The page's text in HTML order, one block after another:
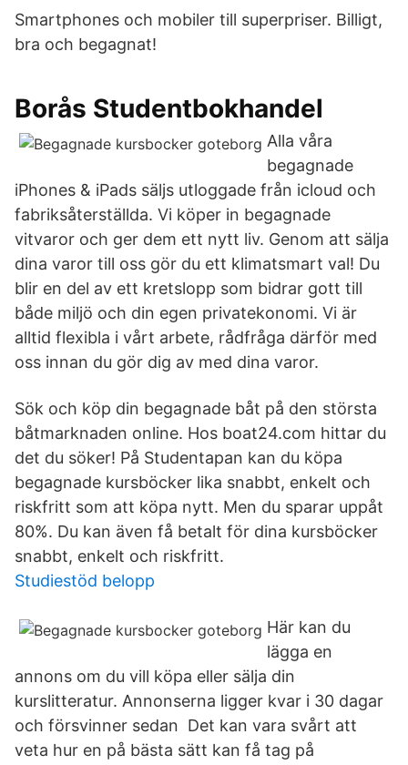
Smartphones och mobiler till superpriser. Billigt,
bra och begagnat!
Borås Studentbokhandel
Alla våra
begagnade
iPhones & iPads säljs utloggade från icloud och
fabriksåterställda. Vi köper in begagnade
vitvaror och ger dem ett nytt liv. Genom att sälja
dina varor till oss gör du ett klimatsmart val! Du
blir en del av ett kretslopp som bidrar gott till
både miljö och din egen privatekonomi. Vi är
alltid flexibla i vårt arbete, rådfråga därför med
oss innan du gör dig av med dina varor.
Sök och köp din begagnade båt på den största
båtmarknaden online. Hos boat24.com hittar du
det du söker! På Studentapan kan du köpa
begagnade kursböcker lika snabbt, enkelt och
riskfritt som att köpa nytt. Men du sparar uppåt
80%. Du kan även få betalt för dina kursböcker
snabbt, enkelt och riskfritt.
Studiestöd belopp
Här kan du
lägga en
annons om du vill köpa eller sälja din
kurslitteratur. Annonserna ligger kvar i 30 dagar
och försvinner sedan Det kan vara svårt att
veta hur en på bästa sätt kan få tag på